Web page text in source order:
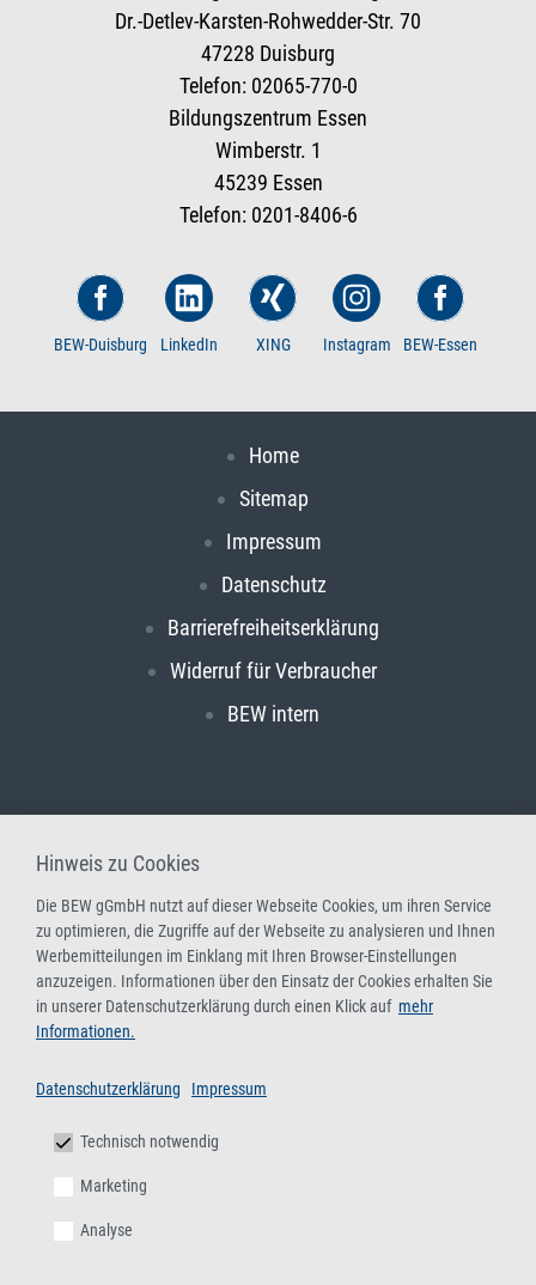
Dr.-Detlev-Karsten-Rohwedder-Str. 70
47228 Duisburg
Telefon: 02065-770-0
Bildungszentrum Essen
Wimberstr. 1
45239 Essen
Telefon: 0201-8406-6
BEW-Duisburg LinkedIn XING Instagram BEW-Essen
Home
Sitemap
Impressum
Datenschutz
Barrierefreiheitserklärung
Widerruf für Verbraucher
BEW intern
Hinweis zu Cookies
Die BEW gGmbH nutzt auf dieser Webseite Cookies, um ihren Service
zu optimieren, die Zugriffe auf der Webseite zu analysieren und Ihnen
Werbemitteilungen im Einklang mit Ihren Browser-Einstellungen
anzuzeigen. Informationen über den Einsatz der Cookies erhalten Sie
in unserer Datenschutzerklärung durch einen Klick auf mehr
Informationen.
Datenschutzerklärung Impressum
Technisch notwendig
Marketing
Analyse